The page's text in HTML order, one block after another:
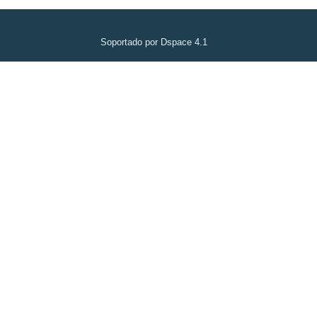
Soportado por Dspace 4.1